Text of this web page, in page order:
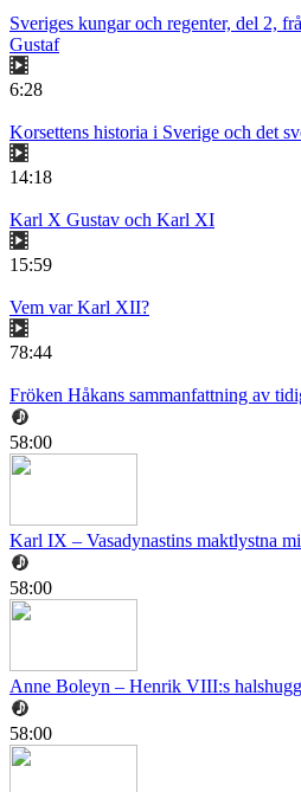
Sveriges kungar och regenter, del 2,
Gustaf
6:28
Korsettens historia i Sverige och det
14:18
Karl X Gustav och Karl XI
15:59
Vem var Karl XII?
78:44
Fröken Håkans sammanfattning av
58:00
Karl IX – Vasadynastins maktlystna
58:00
Anne Boleyn – Henrik VIII:s
58:00